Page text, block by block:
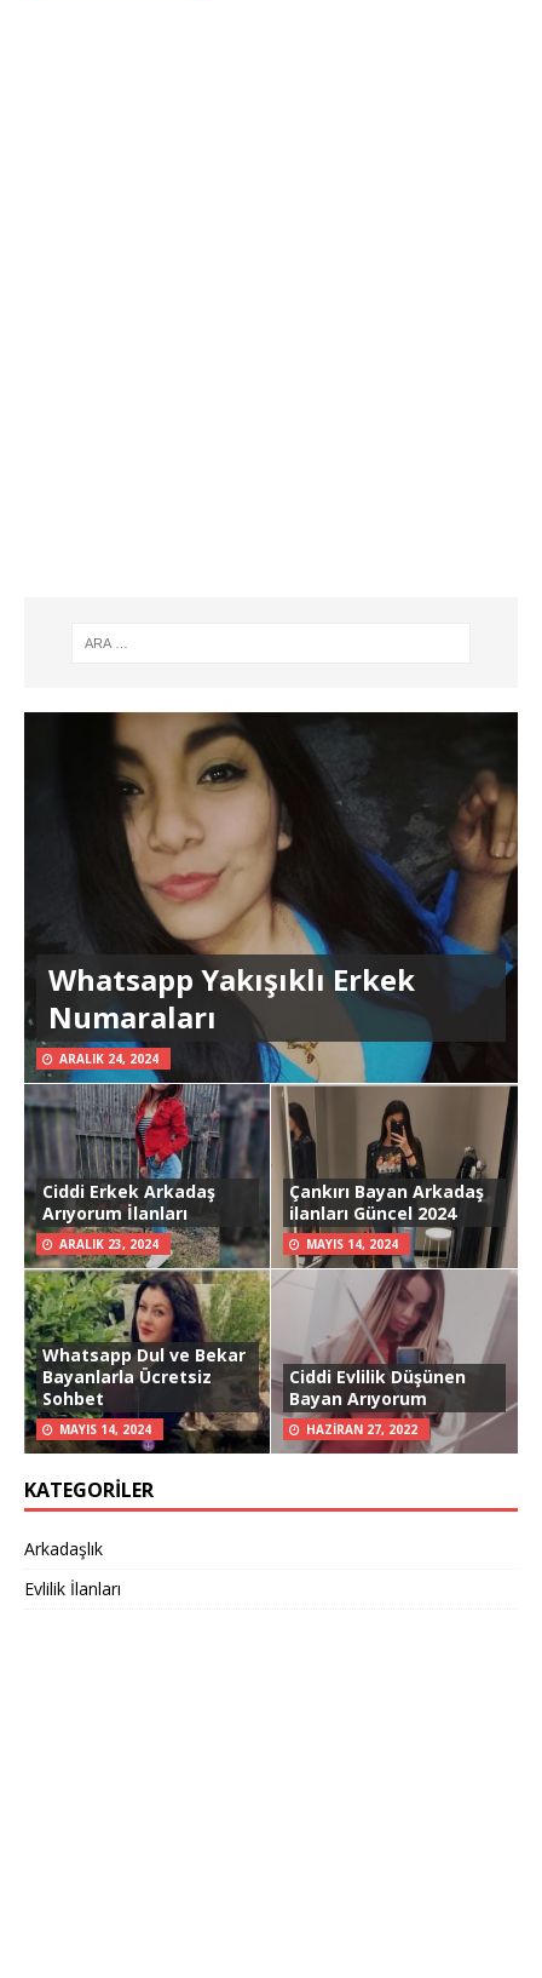
Whatsapp Yakışıklı Erkek
Numaraları
ARALIK 24, 2024
Ciddi Erkek Arkadaş
Arıyorum İlanları
ARALIK 23, 2024
Çankırı Bayan Arkadaş
ilanları Güncel 2024
MAYIS 14, 2024
Whatsapp Dul ve Bekar
Bayanlarla Ücretsiz
Sohbet
MAYIS 14, 2024
Ciddi Evlilik Düşünen
Bayan Arıyorum
HAZIRAN 27, 2022
KATEGORILER
Arkadaşlık
Evlilik İlanları